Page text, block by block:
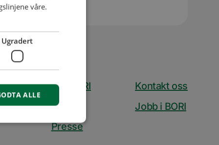
Om BORI
Kontakt oss
Aktuelt
Jobb i BORI
Presse
våre.
Ugradert
ALLE